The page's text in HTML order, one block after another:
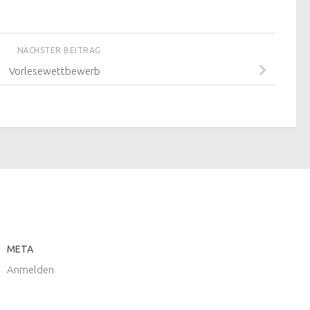
NÄCHSTER BEITRAG
Vorlesewettbewerb
META
Anmelden